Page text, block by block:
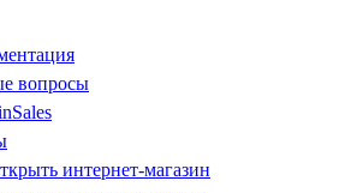
вопросы
интернет-магазин